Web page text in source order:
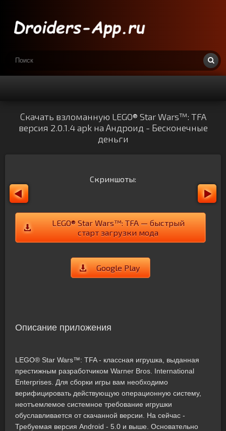
Скачать взломанную LEGO® Star Wars™: TFA
версия 2.0.1.4 apk на Андроид - Бесконечные
деньги
Скриншоты:
LEGO® Star Wars™: TFA — быстрый
старт загрузки мода
Google Play
Описание приложения
LEGO® Star Wars™: TFA - классная игрушка, выданная
престижным разработчиком Warner Bros. International
Enterprises. Для сборки игры вам необходимо
верифицировать действующую операционную систему,
неотъемлемое системное требование игрушки
обуславливается от скачанной версии. На сейчас -
Требуемая версия Android - 5.0 и выше. Основательно